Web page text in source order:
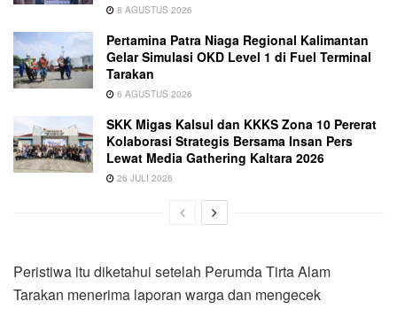
8 AGUSTUS 2026
Pertamina Patra Niaga Regional Kalimantan
Gelar Simulasi OKD Level 1 di Fuel Terminal
Tarakan
6 AGUSTUS 2026
SKK Migas Kalsul dan KKKS Zona 10 Pererat
Kolaborasi Strategis Bersama Insan Pers
Lewat Media Gathering Kaltara 2026
26 JULI 2026
Peristiwa itu diketahui setelah Perumda Tirta Alam
Tarakan menerima laporan warga dan mengecek